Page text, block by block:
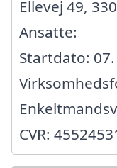
Ellevej 49,
Ansatte:
Startdato:
CVR: